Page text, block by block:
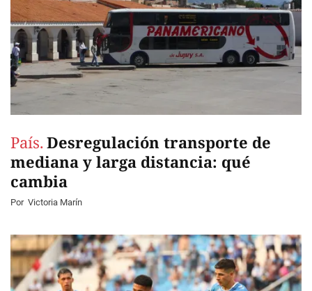
País. Desregulación transporte de
mediana y larga distancia: qué
cambia
Por Victoria Marín